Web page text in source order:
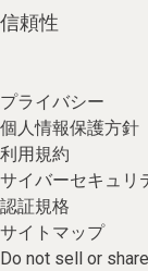
信頼性
プライバシー
個人情報保護方針
利用規約
サイバーセキュリ
認証規格
サイトマップ
Do not sell or